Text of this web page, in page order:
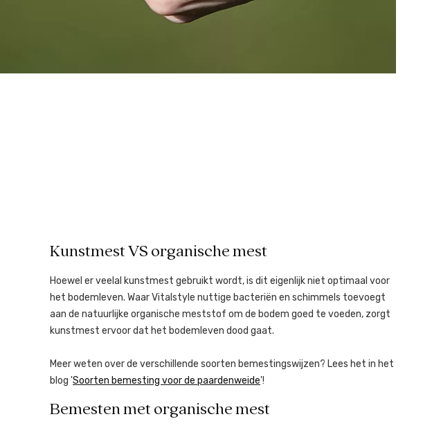
Kunstmest VS organische mest
Hoewel er veelal kunstmest gebruikt wordt, is dit eigenlijk niet optimaal voor
het bodemleven. Waar Vitalstyle nuttige bacteriën en schimmels toevoegt
aan de natuurlijke organische meststof om de bodem goed te voeden, zorgt
kunstmest ervoor dat het bodemleven dood gaat.
Meer weten over de verschillende soorten bemestingswijzen? Lees het in het
blog 'Soorten bemesting voor de paardenweide'!
Bemesten met organische mest